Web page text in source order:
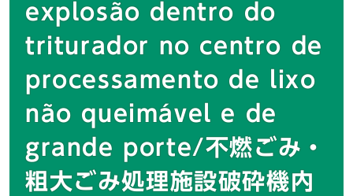
explosão dentro do
triturador no centro de
processamento de lixo
não queimável e de
grande porte/不燃ごみ・
粗大ごみ処理施設破砕機内